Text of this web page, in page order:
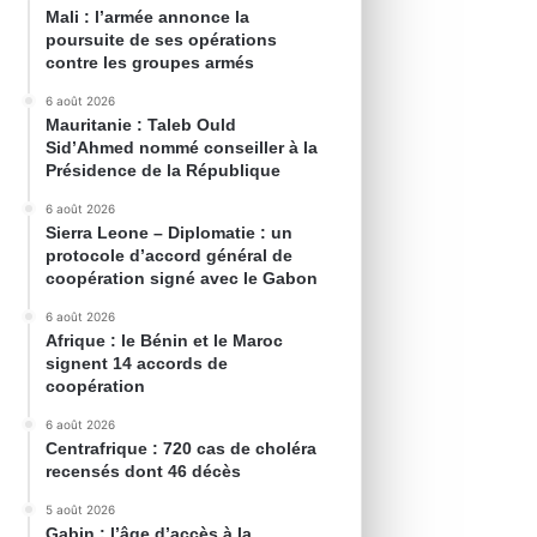
Mali : l’armée annonce la
poursuite de ses opérations
contre les groupes armés
6 août 2026
Mauritanie : Taleb Ould
Sid’Ahmed nommé conseiller à la
Présidence de la République
6 août 2026
Sierra Leone – Diplomatie : un
protocole d’accord général de
coopération signé avec le Gabon
6 août 2026
Afrique : le Bénin et le Maroc
signent 14 accords de
coopération
6 août 2026
Centrafrique : 720 cas de choléra
recensés dont 46 décès
5 août 2026